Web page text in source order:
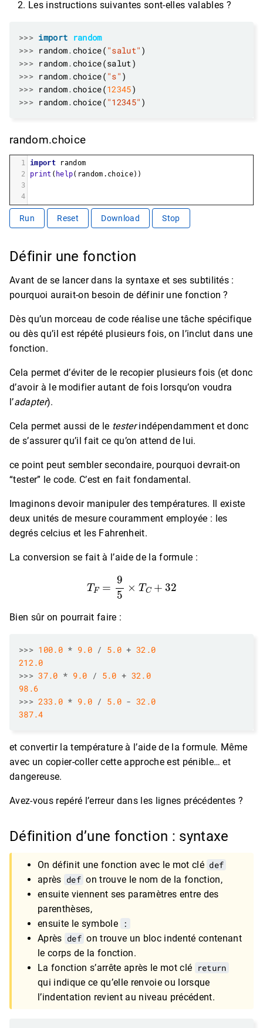
Les instructions suivantes sont-elles valables ?
>>> import random
>>> random. choice( "salut"
>>> random.
>>> random. choice( "s"
>>> random. choice(12345
>>> random. choice( "12345"
random.choice
1 import
random
2
print ( help( random . choice))
3
4
Run Reset Download Stop
Définir une fonction
Avant de se lancer dans la syntaxe et ses subtilités :
pourquoi aurait-on besoin de définir une fonction ?
Dès qu’un morceau de code réalise une tâche spécifique
ou dès qu’il est répété plusieurs fois, on l’inclut dans une
fonction.
Cela permet d’éviter de le recopier plusieurs fois (et donc
d’avoir à le modifier autant de fois lorsqu’on voudra
l’adapter).
Cela permet aussi de le testerindépendamment et donc
de s’assurer qu’il fait ce qu’on attend de lui.
ce point peut sembler secondaire, pourquoi devrait-on
“tester” le code. C’est en fait fondamental.
Imaginons devoir manipuler des températures. Il existe
deux unités de mesure couramment employée : les
degrés celcius et les Fahrenheit.
La conversion se fait à l’aide de la formule :
95
Bien sûr on pourrait faire :
>>> 100.0 * 9.0 / 5.0 + 32.0
212.0
>>> 37.0 * 9.0 / 5.0 + 32.0
98.6
>>> 233.0 * 9.0 / 5.0 - 32.0
387.4
et convertir la température à l’aide de la formule. Même
avec un copier-coller cette approche est pénible… et
dangereuse.
Avez-vous repéré l’erreur dans les lignes précédentes ?
Définition d’une fonction : syntaxe
On définit une fonction avec le mot clé def
après def on trouve le nom de la fonction,
ensuite viennent ses paramètres entre des
parenthèses,
ensuite le symbole :
Après def on trouve un bloc indenté contenant
le corps de la fonction.
La fonction s’arrête après le mot clé return
qui indique ce qu’elle renvoie ou lorsque
l’indentation revient au niveau précédent.